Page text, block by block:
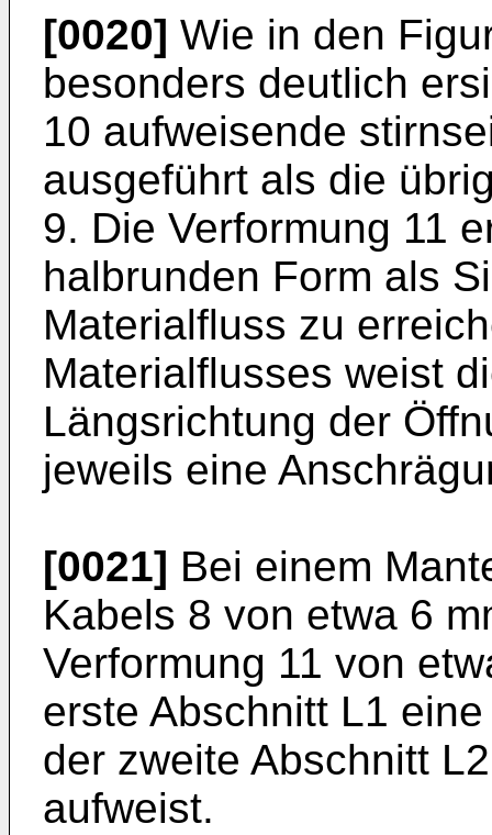
[0020] Wie in den
besonders deutlich
10 aufweisende
ausgeführt als die
9. Die Verformung 11
halbrunden Form als
Materialfluss zu
Materialflusses weist
Längsrichtung der
jeweils eine
[0021] Bei einem
Kabels 8 von etwa 6
Verformung 11 von
erste Abschnitt L1
der zweite Abschnitt
aufweist.